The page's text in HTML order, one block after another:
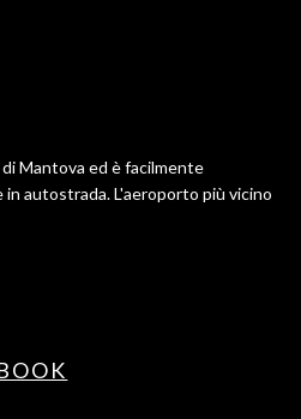
Mantova ed è facilmente
autostrada. L'aeroporto più vicino